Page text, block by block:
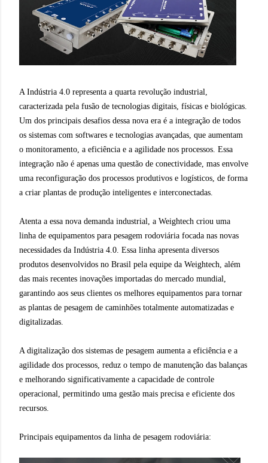
A Indústria 4.0 representa a quarta revolução industrial,
caracterizada pela fusão de tecnologias digitais, físicas e biológicas.
Um dos principais desafios dessa nova era é a integração de todos
os sistemas com softwares e tecnologias avançadas, que aumentam
o monitoramento, a eficiência e a agilidade nos processos. Essa
integração não é apenas uma questão de conectividade, mas envolve
uma reconfiguração dos processos produtivos e logísticos, de forma
a criar plantas de produção inteligentes e interconectadas.
Atenta a essa nova demanda industrial, a Weightech criou uma
linha de equipamentos para pesagem rodoviária focada nas novas
necessidades da Indústria 4.0. Essa linha apresenta diversos
produtos desenvolvidos no Brasil pela equipe da Weightech, além
das mais recentes inovações importadas do mercado mundial,
garantindo aos seus clientes os melhores equipamentos para tornar
as plantas de pesagem de caminhões totalmente automatizadas e
digitalizadas.
A digitalização dos sistemas de pesagem aumenta a eficiência e a
agilidade dos processos, reduz o tempo de manutenção das balanças
e melhorando significativamente a capacidade de controle
operacional, permitindo uma gestão mais precisa e eficiente dos
recursos.
Principais equipamentos da linha de pesagem rodoviária: